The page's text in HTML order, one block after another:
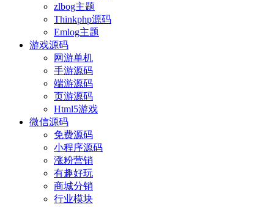
zlbog主题
Thinkphp源码
Emlog主题
游戏源码
网游单机
手游源码
端游源码
页游源码
Html5游戏
微信源码
免费源码
小程序源码
涨粉营销
有趣好玩
商城分销
行业模块